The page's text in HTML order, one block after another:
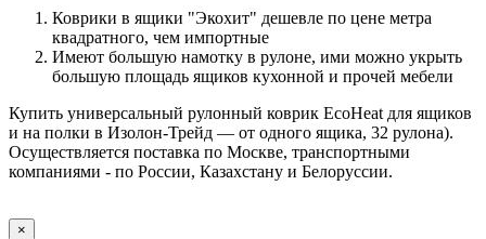
Коврики в ящики "Экохит" дешевле по цене метра
квадратного, чем импортные
Имеют большую намотку в рулоне, ими можно укрыть
большую площадь ящиков кухонной и прочей мебели
Купить универсальный рулонный коврик EcoHeat для ящиков
и на полки в Изолон-Трейд — от одного ящика, 32 рулона).
Осуществляется поставка по Москве, транспортными
компаниями - по России, Казахстану и Белоруссии.
×